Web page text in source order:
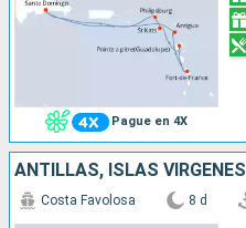
Pague en 4X
ANTILLAS, ISLAS VÍRGENES
Costa Favolosa 8 d